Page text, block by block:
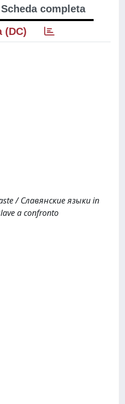
Scheda completa
(DC)
/ Славянские языки in
a confronto